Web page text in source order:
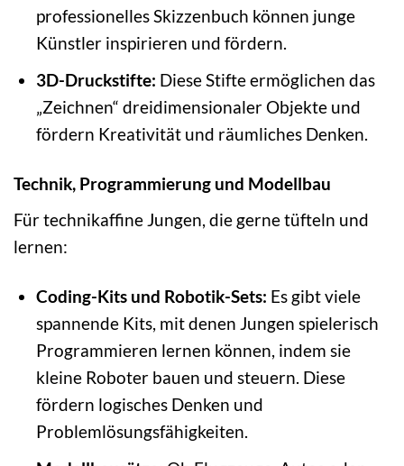
professionelles Skizzenbuch können junge
Künstler inspirieren und fördern.
3D-Druckstifte: Diese Stifte ermöglichen das
„Zeichnen“ dreidimensionaler Objekte und
fördern Kreativität und räumliches Denken.
Technik, Programmierung und Modellbau
Für technikaffine Jungen, die gerne tüfteln und
lernen:
Coding-Kits und Robotik-Sets: Es gibt viele
spannende Kits, mit denen Jungen spielerisch
Programmieren lernen können, indem sie
kleine Roboter bauen und steuern. Diese
fördern logisches Denken und
Problemlösungsfähigkeiten.